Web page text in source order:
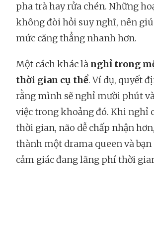
pha trà hay rửa chén. Những
không đòi hỏi suy nghĩ, nên
mức căng thẳng nhanh hơn.
Một cách khác là nghỉ trong
thời gian cụ thể. Ví dụ, quyết
rằng mình sẽ nghỉ mười phút
việc trong khoảng đó. Khi nghỉ
thời gian, não dễ chấp nhận
thành một drama queen và bạn
cảm giác đang lãng phí thời